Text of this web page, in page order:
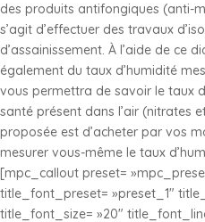
des produits antifongiques (anti-
s’agit d’effectuer des travaux
d’assainissement. À l’aide de ce
également du taux d’humidité
vous permettra de savoir le taux
santé présent dans l’air (nitrates
proposée est d’acheter par vos
mesurer vous-même le taux
[mpc_callout preset=
title_font_preset= »preset_1″
title_font_size= »20″